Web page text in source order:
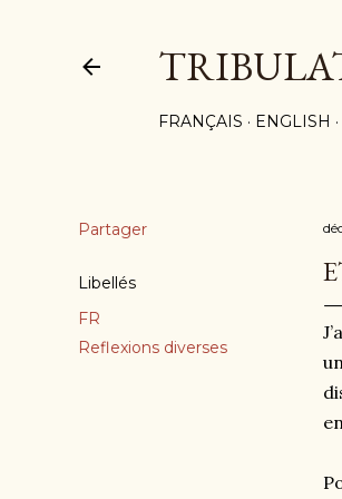
FRANÇAIS ENGLISH
Partager
Libellés
FR
Reflexions diverses